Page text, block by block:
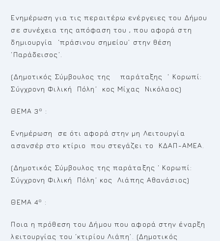
Ενημέρωση για τις περαιτέρω ενέργειες του Δήμου
σε συνέχεια της απόφαση του , που αφορά στη
δημιουργία ‘πράσινου σημείου’ στην θέση
‘Παράδεισος’.
(Δημοτικός Σύμβουλος της παράταξης ‘ Κορωπί:
Σύγχρονη Φιλική Πόλη’ κος Μίχας Νικόλαος)
ΘΕΜΑ 3 ο :
Ενημέρωση σε ότι αφορά στην μη Λειτουργία
ασανσέρ στο κτίριο που στεγάζει το ΚΔΑΠ-ΑΜΕΑ.
(Δημοτικός Σύμβουλος της παράταξης ‘ Κορωπί:
Σύγχρονη Φιλική Πόλη’ κος Λιάπης Αθανάσιος)
ΘΕΜΑ 4ο :
Ποια η πρόθεση του Δήμου που αφορά στην έναρξη
λειτουργίας του ‘κτιρίου Λιάπη’. (Δημοτικός